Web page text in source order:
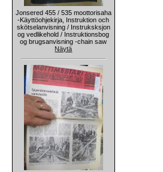
Jonsered 455 / 535 moottorisaha
-Käyttöohjekirja, Instruktion och
skötselanvisning / Instruksksjon
og vedlikehold / Instruktionsbog
og brugsanvisning -chain saw
Näytä